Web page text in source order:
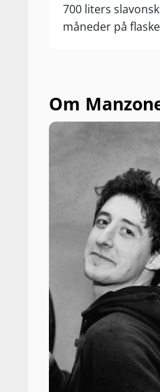
700 liters
måneder på
Om